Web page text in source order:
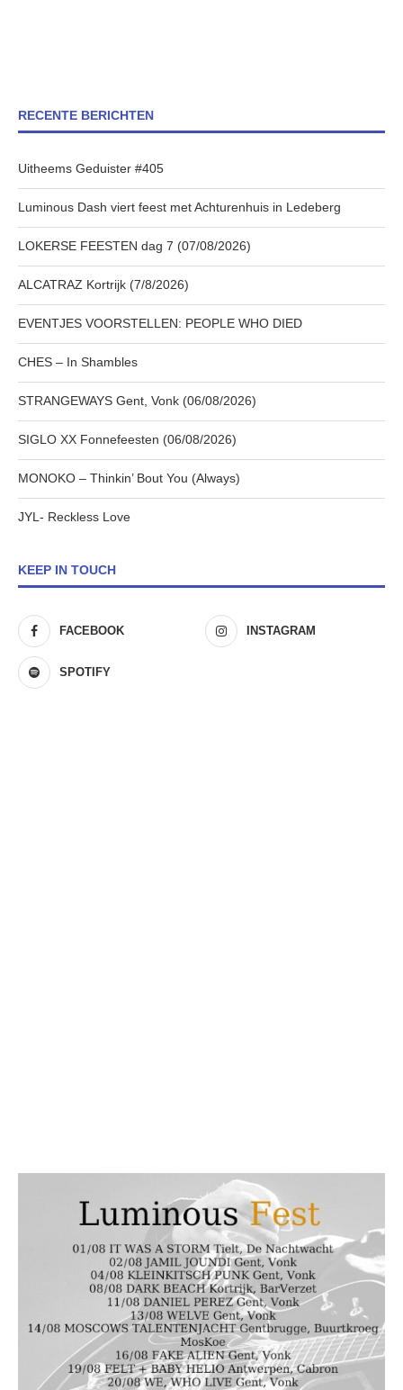
RECENTE BERICHTEN
Uitheems Geduister #405
Luminous Dash viert feest met Achturenhuis in Ledeberg
LOKERSE FEESTEN dag 7 (07/08/2026)
ALCATRAZ Kortrijk (7/8/2026)
EVENTJES VOORSTELLEN: PEOPLE WHO DIED
CHES – In Shambles
STRANGEWAYS Gent, Vonk (06/08/2026)
SIGLO XX Fonnefeesten (06/08/2026)
MONOKO – Thinkin’ Bout You (Always)
JYL- Reckless Love
KEEP IN TOUCH
FACEBOOK INSTAGRAM
SPOTIFY